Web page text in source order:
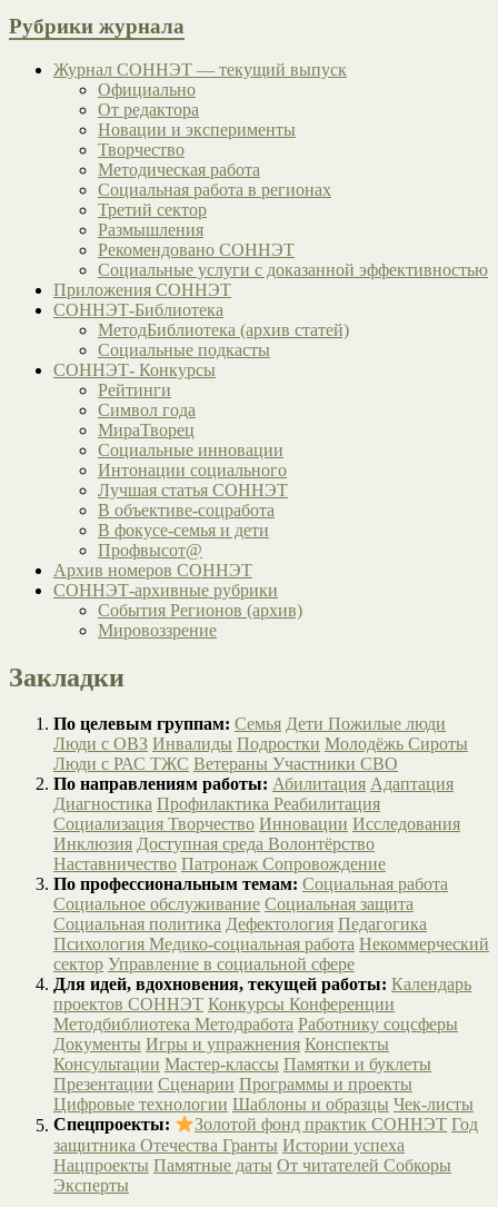
Рубрики журнала
Журнал СОННЭТ — текущий выпуск
Официально
От редактора
Новации и эксперименты
Творчество
Методическая работа
Социальная работа в регионах
Третий сектор
Размышления
Рекомендовано СОННЭТ
Социальные услуги с доказанной эффективностью
Приложения СОННЭТ
СОННЭТ-Библиотека
МетодБиблиотека (архив статей)
Социальные подкасты
СОННЭТ- Конкурсы
Рейтинги
Символ года
МираТворец
Социальные инновации
Интонации социального
Лучшая статья СОННЭТ
В объективе-соцработа
В фокусе-семья и дети
Профвысот@
Архив номеров СОННЭТ
СОННЭТ-архивные рубрики
События Регионов (архив)
Мировоззрение
Закладки
По целевым группам: Семья Дети Пожилые люди
Люди с ОВЗ Инвалиды Подростки Молодёжь Сироты
Люди с РАС ТЖС Ветераны Участники СВО
По направлениям работы: Абилитация Адаптация
Диагностика Профилактика Реабилитация
Социализация Творчество Инновации Исследования
Инклюзия Доступная среда Волонтёрство
Наставничество Патронаж Сопровождение
По профессиональным темам: Социальная работа
Социальное обслуживание Социальная защита
Социальная политика Дефектология Педагогика
Психология Медико-социальная работа Некоммерческий
сектор Управление в социальной сфере
Для идей, вдохновения, текущей работы: Календарь
проектов СОННЭТ Конкурсы Конференции
Методбиблиотека Методработа Работнику соцсферы
Документы Игры и упражнения Конспекты
Консультации Мастер-классы Памятки и буклеты
Презентации Сценарии Программы и проекты
Цифровые технологии Шаблоны и образцы Чек-листы
Спецпроекты:
Золотой фонд практик СОННЭТ Год
защитника Отечества Гранты Истории успеха
Нацпроекты Памятные даты От читателей Собкоры
Эксперты